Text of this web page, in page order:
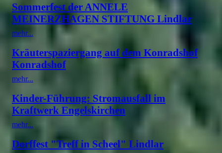
Sommerfest der ANNELE
MEINERZHAGEN STIFTUNG Lindlar
mehr...
Kräuterspaziergang auf dem Konradshof
Konradshof
mehr...
Kinder-Führung: Stromausfall im
Kraftwerk Engelskirchen
mehr...
Dorffest "Treff in Scheel" Lindlar